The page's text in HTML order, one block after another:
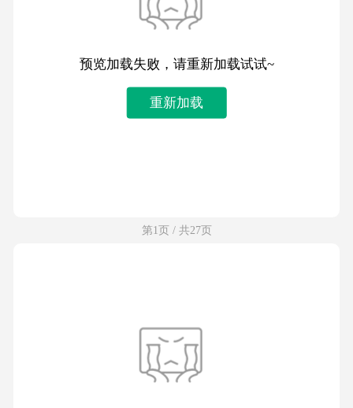
预览加载失败，请重新加载试试~
重新加载
第1页 / 共27页